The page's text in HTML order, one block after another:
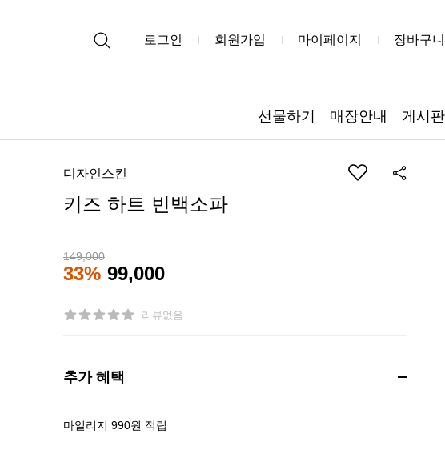
로그인 회원가입 마이페이지 장바구니
선물하기 매장안내 게시판
디자인스킨
키즈 하트 빈백소파
149,000
33% 99,000
리뷰없음
추가 혜택
마일리지 990원 적립